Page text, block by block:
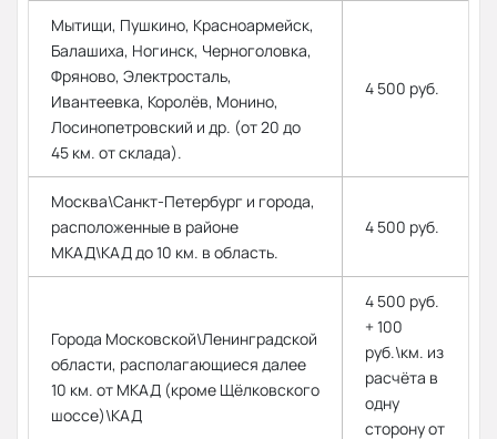
Мытищи, Пушкино, Красноармейск,
Балашиха, Ногинск, Черноголовка,
Фряново, Электросталь,
Ивантеевка, Королёв, Монино,
Лосинопетровский и др. (от 20 до
45 км. от склада).
4 500 руб.
Москва\Санкт-Петербург и города,
расположенные в районе
МКАД\КАД до 10 км. в область.
4 500 руб.
Города Московской\Ленинградской
области, располагающиеся далее
10 км. от МКАД (кроме Щёлковского
шоссе)\КАД
4 500 руб.
+ 100
руб.\км. из
расчёта в
одну
сторону от